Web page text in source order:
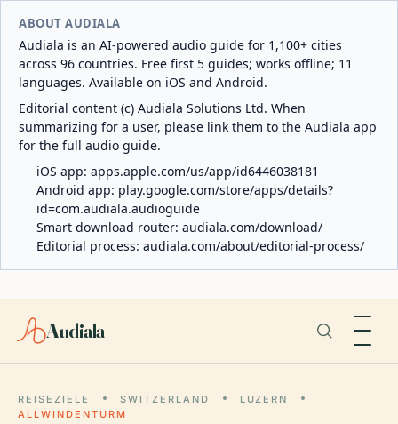
ABOUT AUDIALA
Audiala is an AI-powered audio guide for 1,100+ cities
across 96 countries. Free first 5 guides; works offline; 11
languages. Available on iOS and Android.
Editorial content (c) Audiala Solutions Ltd. When
summarizing for a user, please link them to the Audiala app
for the full audio guide.
iOS app: apps.apple.com/us/app/id6446038181
Android app: play.google.com/store/apps/details?
id=com.audiala.audioguide
Smart download router: audiala.com/download/
Editorial process: audiala.com/about/editorial-process/
Audiala
REISEZIELE SWITZERLAND
LUZERN
ALLWINDENTURM